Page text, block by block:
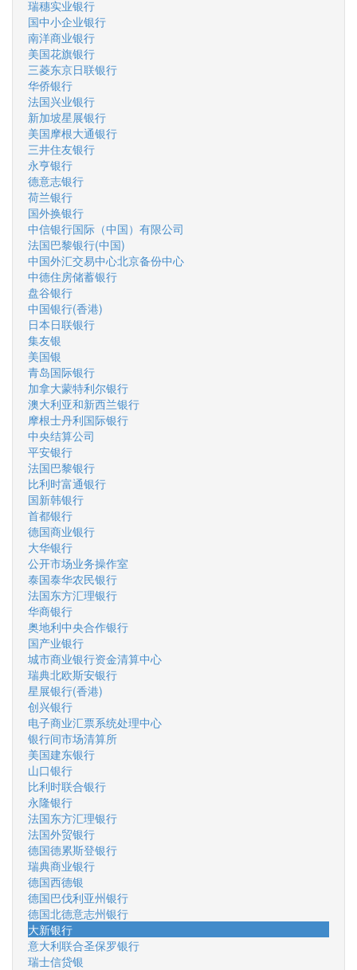
瑞穗实业银行
国中小企业银行
南洋商业银行
美国花旗银行
三菱东京日联银行
华侨银行
法国兴业银行
新加坡星展银行
美国摩根大通银行
三井住友银行
永亨银行
德意志银行
荷兰银行
国外换银行
中信银行国际（中国）有限公司
法国巴黎银行(中国)
中国外汇交易中心北京备份中心
中德住房储蓄银行
盘谷银行
中国银行(香港)
日本日联银行
集友银
美国银
青岛国际银行
加拿大蒙特利尔银行
澳大利亚和新西兰银行
摩根士丹利国际银行
中央结算公司
平安银行
法国巴黎银行
比利时富通银行
国新韩银行
首都银行
德国商业银行
大华银行
公开市场业务操作室
泰国泰华农民银行
法国东方汇理银行
华商银行
奥地利中央合作银行
国产业银行
城市商业银行资金清算中心
瑞典北欧斯安银行
星展银行(香港)
创兴银行
电子商业汇票系统处理中心
银行间市场清算所
美国建东银行
山口银行
比利时联合银行
永隆银行
法国东方汇理银行
法国外贸银行
德国德累斯登银行
瑞典商业银行
德国西德银
德国巴伐利亚州银行
德国北德意志州银行
大新银行
意大利联合圣保罗银行
瑞士信贷银